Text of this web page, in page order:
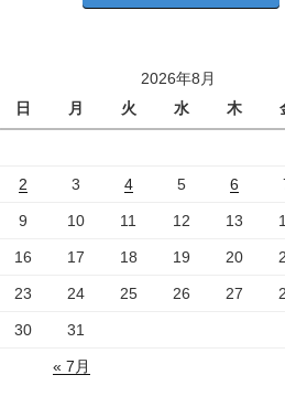
2026年8月
日
月 火 水 木
2 3 4 5 6
9 10 11 12 13
16 17 18 19 20
23 24 25 26 27
30 31
« 7月